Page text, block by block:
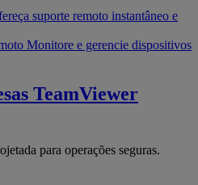
suporte remoto instantâneo e
Monitore e gerencie dispositivos
TeamViewer
para operações seguras.